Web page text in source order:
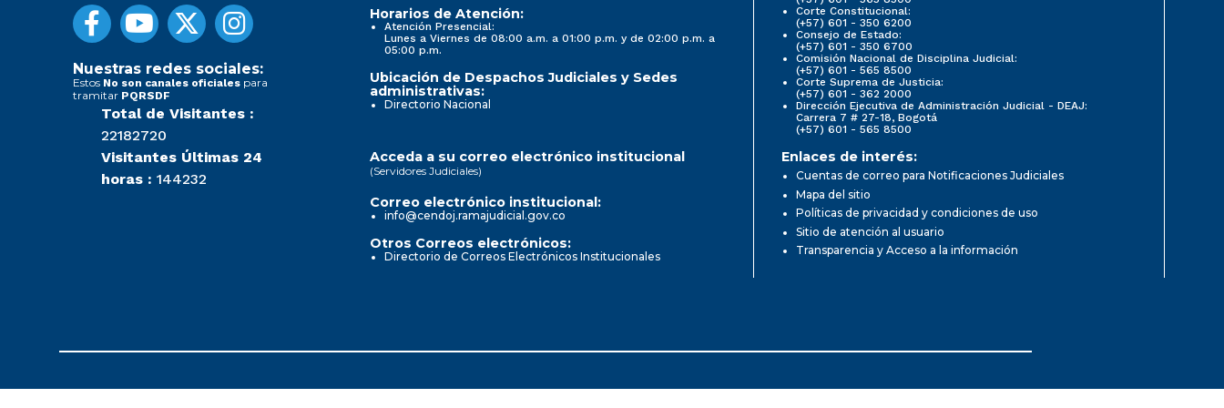
Nuestras redes sociales:
Estos No son canales oficiales para
tramitar PQRSDF
Total de Visitantes :
22182720
Visitantes Últimas 24
horas : 144232
Horarios de Atención:
Atención Presencial:
Lunes a Viernes de 08:00 a.m. a 01:00 p.m. y de 02:00 p.m. a
05:00 p.m.
Ubicación de Despachos Judiciales y Sedes
administrativas:
Directorio Nacional
Corte Constitucional:
(+57) 601 - 350 6200
Consejo de Estado:
(+57) 601 - 350 6700
Comisión Nacional de Disciplina Judicial:
(+57) 601 - 565 8500
Corte Suprema de Justicia:
(+57) 601 - 362 2000
Dirección Ejecutiva de Administración Judicial - DEAJ:
Carrera 7 # 27-18, Bogotá
(+57) 601 - 565 8500
Acceda a su correo electrónico institucional
(Servidores Judiciales)
Correo electrónico institucional:
info@cendoj.ramajudicial.gov.co
Otros Correos electrónicos:
Directorio de Correos Electrónicos Institucionales
Enlaces de interés:
Cuentas de correo para Notificaciones Judiciales
Mapa del sitio
Políticas de privacidad y condiciones de uso
Sitio de atención al usuario
Transparencia y Acceso a la información